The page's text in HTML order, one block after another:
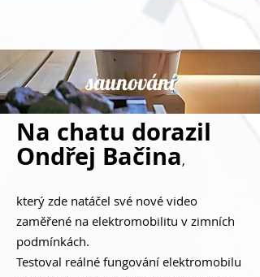
saunování
Na chatu dorazil
Ondřej Bačina,
který zde natáčel své nové video
zaměřené na elektromobilitu v zimních
podmínkách.
Testoval reálné fungování elektromobilu